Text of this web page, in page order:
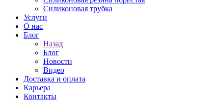
Силиконовая трубка
Услуги
О нас
Блог
Назад
Блог
Новости
Видео
Доставка и оплата
Карьера
Контакты